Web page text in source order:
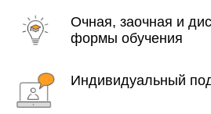
Очная, заочная и
формы обучения
Индивидуальный